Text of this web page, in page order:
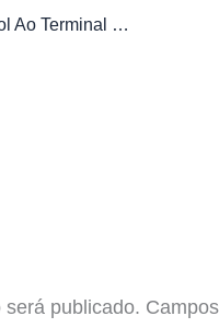
3069-10 Jardim Recanto Verde Sol Ao Terminal São Mateus
publicado.